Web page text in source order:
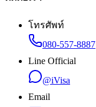
โทรศัพท์
080-557-8887
Line Official
@iVisa
Email